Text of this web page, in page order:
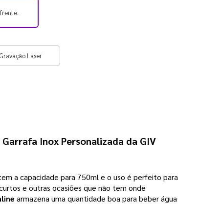
Gravação Laser
Garrafa Inox Personalizada da GIV
a capacidade para 750ml e o uso é perfeito para
e outras ocasiões que não tem onde
armazena uma quantidade boa para beber água